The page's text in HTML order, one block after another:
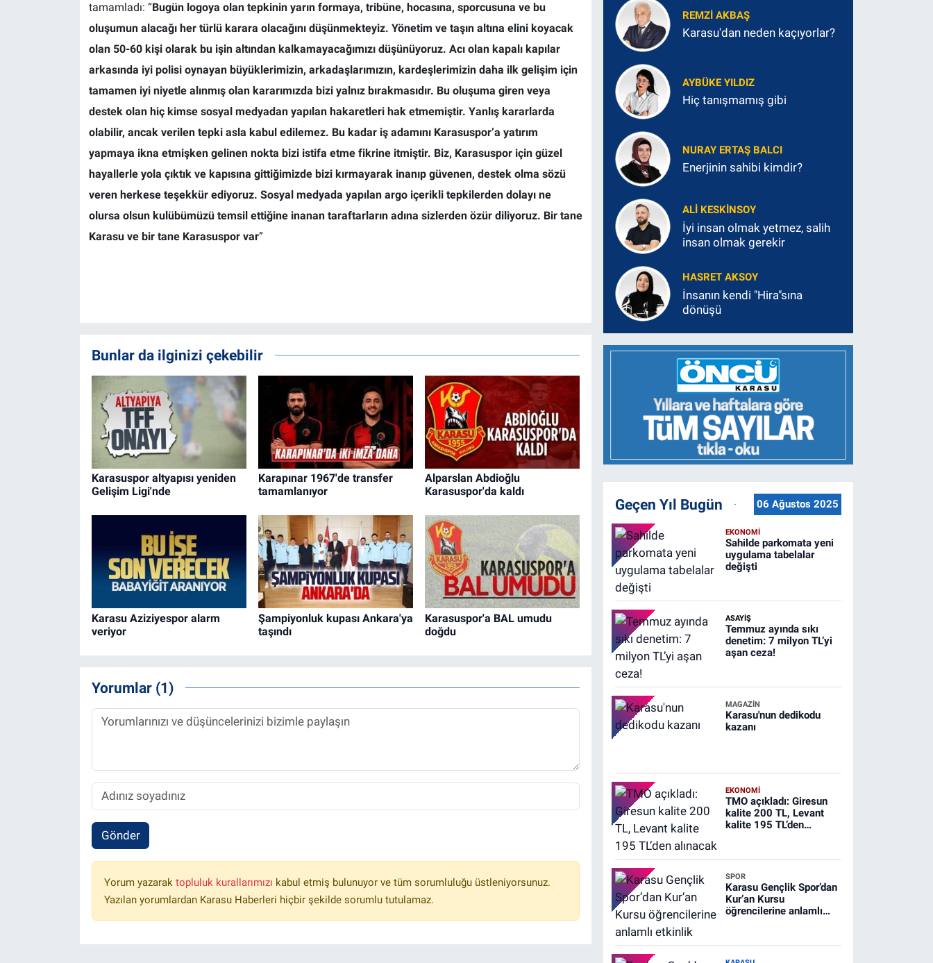
tamamladı: “Bugün logoya olan tepkinin yarın formaya, tribüne, hocasına, sporcusuna ve bu
oluşumun alacağı her türlü karara olacağını düşünmekteyiz. Yönetim ve taşın altına elini koyacak
olan 50-60 kişi olarak bu işin altından kalkamayacağımızı düşünüyoruz. Acı olan kapalı kapılar
arkasında iyi polisi oynayan büyüklerimizin, arkadaşlarımızın, kardeşlerimizin daha ilk gelişim için
tamamen iyi niyetle alınmış olan kararımızda bizi yalnız bırakmasıdır. Bu oluşuma giren veya
destek olan hiç kimse sosyal medyadan yapılan hakaretleri hak etmemiştir. Yanlış kararlarda
olabilir, ancak verilen tepki asla kabul edilemez. Bu kadar iş adamını Karasuspor’a yatırım
yapmaya ikna etmişken gelinen nokta bizi istifa etme fikrine itmiştir. Biz, Karasuspor için güzel
hayallerle yola çıktık ve kapısına gittiğimizde bizi kırmayarak inanıp güvenen, destek olma sözü
veren herkese teşekkür ediyoruz. Sosyal medyada yapılan argo içerikli tepkilerden dolayı ne
olursa olsun kulübümüzü temsil ettiğine inanan taraftarların adına sizlerden özür diliyoruz. Bir tane
Karasu ve bir tane Karasuspor var”
Bunlar da ilginizi çekebilir
Karasuspor altyapısı yeniden
Gelişim Ligi'nde
Karapınar 1967'de transfer
tamamlanıyor
Alparslan Abdioğlu
Karasuspor'da kaldı
Karasu Aziziyespor alarm
veriyor
Şampiyonluk kupası Ankara'ya
taşındı
Karasuspor'a BAL umudu
doğdu
Yorumlar (1)
Gönder
Yorum yazarak topluluk kurallarımızı kabul etmiş bulunuyor ve tüm sorumluluğu üstleniyorsunuz.
Yazılan yorumlardan Karasu Haberleri hiçbir şekilde sorumlu tutulamaz.
REMZI AKBAŞ
Karasu'dan neden kaçıyorlar?
AYBÜKE YILDIZ
Hiç tanışmamış gibi
NURAY ERTAŞ BALCI
Enerjinin sahibi kimdir?
ALI KESKINSOY
İyi insan olmak yetmez, salih
insan olmak gerekir
HASRET AKSOY
İnsanın kendi "Hira"sına
dönüşü
Geçen Yıl Bugün 06 Ağustos 2025
EKONOMİ
Sahilde parkomata yeni
uygulama tabelalar
değişti
ASAYİŞ
Temmuz ayında sıkı
denetim: 7 milyon TL’yi
aşan ceza!
MAGAZİN
Karasu'nun dedikodu
kazanı
EKONOMİ
TMO açıkladı: Giresun
kalite 200 TL, Levant
kalite 195 TL’den
SPOR
Karasu Gençlik Spor’dan
Kur’an Kursu
öğrencilerine anlamlı